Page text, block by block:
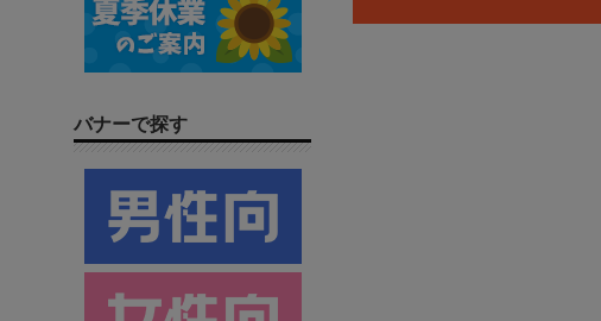
バナーで探す